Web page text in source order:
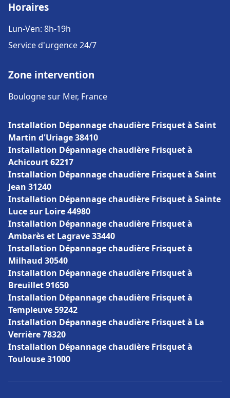
Horaires
Lun-Ven: 8h-19h
Service d'urgence 24/7
Zone intervention
Boulogne sur Mer, France
Installation Dépannage chaudière Frisquet à Saint
Martin d'Uriage 38410
Installation Dépannage chaudière Frisquet à
Achicourt 62217
Installation Dépannage chaudière Frisquet à Saint
Jean 31240
Installation Dépannage chaudière Frisquet à Sainte
Luce sur Loire 44980
Installation Dépannage chaudière Frisquet à
Ambarès et Lagrave 33440
Installation Dépannage chaudière Frisquet à
Milhaud 30540
Installation Dépannage chaudière Frisquet à
Breuillet 91650
Installation Dépannage chaudière Frisquet à
Templeuve 59242
Installation Dépannage chaudière Frisquet à La
Verrière 78320
Installation Dépannage chaudière Frisquet à
Toulouse 31000